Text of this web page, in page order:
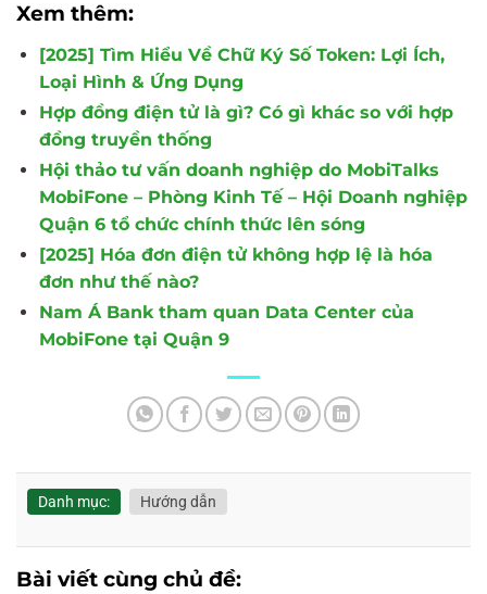
Xem thêm:
[2025] Tìm Hiểu Về Chữ Ký Số Token: Lợi Ích,
Loại Hình & Ứng Dụng
Hợp đồng điện tử là gì? Có gì khác so với hợp
đồng truyền thống
Hội thảo tư vấn doanh nghiệp do MobiTalks
MobiFone – Phòng Kinh Tế – Hội Doanh nghiệp
Quận 6 tổ chức chính thức lên sóng
[2025] Hóa đơn điện tử không hợp lệ là hóa
đơn như thế nào?
Nam Á Bank tham quan Data Center của
MobiFone tại Quận 9
Danh mục: Hướng dẫn
Bài viết cùng chủ đề: